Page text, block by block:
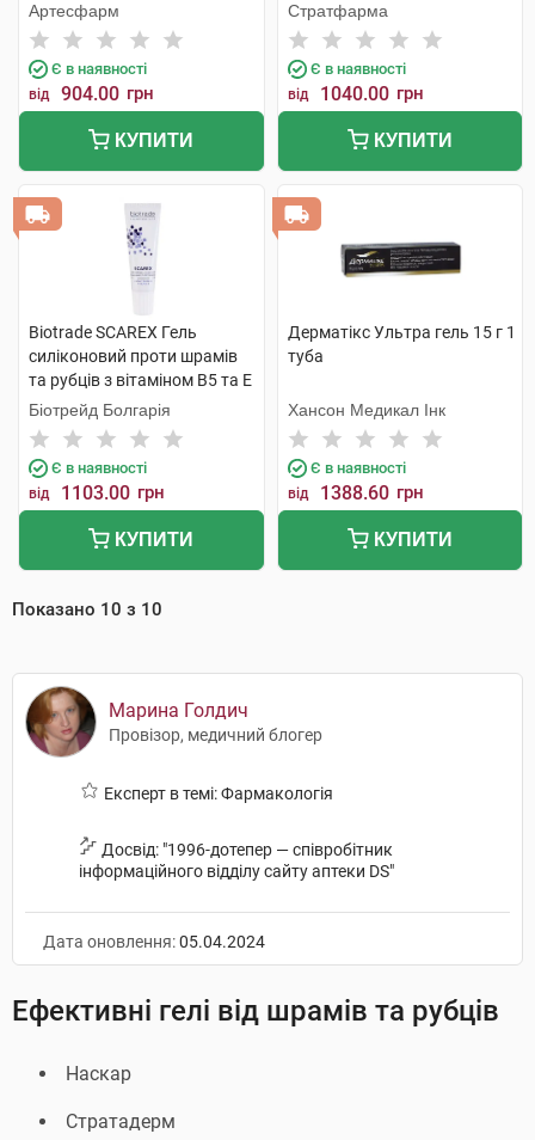
Артесфарм
Є в наявності
від 904.00 грн
КУПИТИ
Стратфарма
Є в наявності
від 1040.00 грн
КУПИТИ
Biotrade SCAREX Гель
силіконовий проти шрамів
та рубців з вітаміном В5 та Е
15 мл 1 туба
Біотрейд Болгарія
Є в наявності
від 1103.00 грн
КУПИТИ
Дерматікс Ультра гель 15 г 1
туба
Хансон Медикал Інк
Є в наявності
від 1388.60 грн
КУПИТИ
Показано 10 з 10
Марина Голдич
Провізор, медичний блогер
Експерт в темі: Фармакологія
Досвід: "1996-дотепер — співробітник
інформаційного відділу сайту аптеки DS"
Дата оновлення:05.04.2024
Ефективні гелі від шрамів та рубців
Наскар
Стратадерм